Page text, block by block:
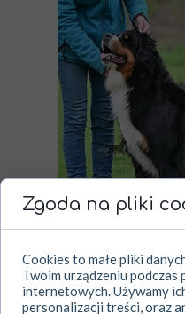
Zgoda na pliki
Cookies to małe pliki
Twoim urządzeniu
internetowych. Używamy
personalizacji treści, oraz